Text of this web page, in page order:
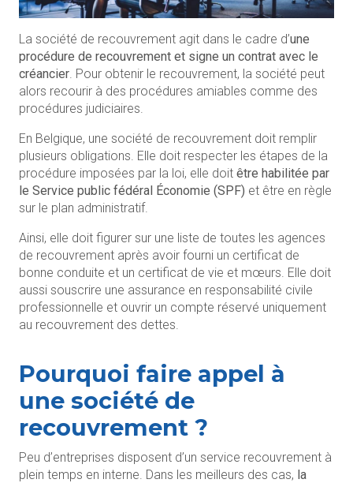
La société de recouvrement agit dans le cadre d’une
procédure de recouvrement et signe un contrat avec le
créancier. Pour obtenir le recouvrement, la société peut
alors recourir à des procédures amiables comme des
procédures judiciaires.
En Belgique, une société de recouvrement doit remplir
plusieurs obligations. Elle doit respecter les étapes de la
procédure imposées par la loi, elle doit être habilitée par
le Service public fédéral Économie (SPF) et être en règle
sur le plan administratif.
Ainsi, elle doit figurer sur une liste de toutes les agences
de recouvrement après avoir fourni un certificat de
bonne conduite et un certificat de vie et mœurs. Elle doit
aussi souscrire une assurance en responsabilité civile
professionnelle et ouvrir un compte réservé uniquement
au recouvrement des dettes.
Pourquoi faire appel à
une société de
recouvrement ?
Peu d’entreprises disposent d’un service recouvrement à
plein temps en interne. Dans les meilleurs des cas, la